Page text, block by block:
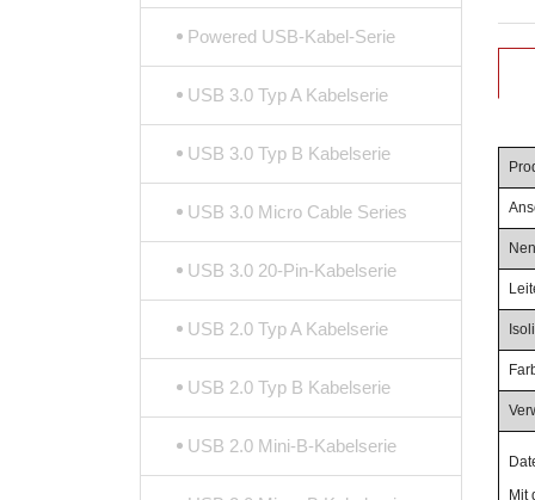
Mit
Powered USB-Kabel-Serie
USB 3.0 Typ A Kabelserie
USB 3.0 Typ B Kabelserie
USB 3.0 Micro Cable Series
USB 3.0 20-Pin-Kabelserie
USB 2.0 Typ A Kabelserie
USB 2.0 Typ B Kabelserie
USB 2.0 Mini-B-Kabelserie